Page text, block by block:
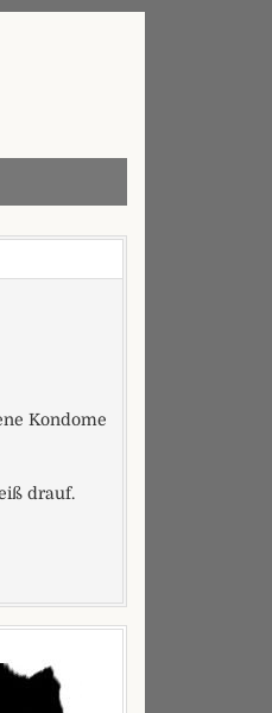
Kondome
drauf.